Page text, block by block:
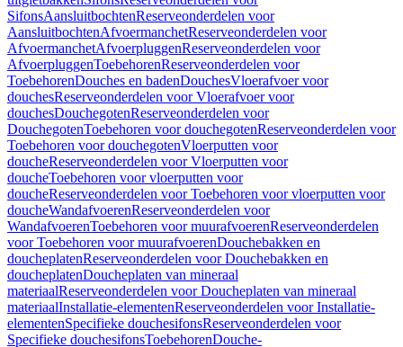
SifonsAansluitbochtenReserveonderdelen voor
AansluitbochtenAfvoermanchetReserveonderdelen voor
AfvoermanchetAfvoerpluggenReserveonderdelen voor
AfvoerpluggenToebehorenReserveonderdelen voor
ToebehorenDouches en badenDouchesVloerafvoer voor
douchesReserveonderdelen voor Vloerafvoer voor
douchesDouchegotenReserveonderdelen voor
DouchegotenToebehoren voor douchegotenReserveonderdelen voor
Toebehoren voor douchegotenVloerputten voor
doucheReserveonderdelen voor Vloerputten voor
doucheToebehoren voor vloerputten voor
doucheReserveonderdelen voor Toebehoren voor vloerputten voor
doucheWandafvoerenReserveonderdelen voor
WandafvoerenToebehoren voor muurafvoerenReserveonderdelen
voor Toebehoren voor muurafvoerenDouchebakken en
doucheplatenReserveonderdelen voor Douchebakken en
doucheplatenDoucheplaten van mineraal
materiaalReserveonderdelen voor Doucheplaten van mineraal
materiaalInstallatie-elementenReserveonderdelen voor Installatie-
elementenSpecifieke douchesifonsReserveonderdelen voor
Specifieke douchesifonsToebehorenDouche-